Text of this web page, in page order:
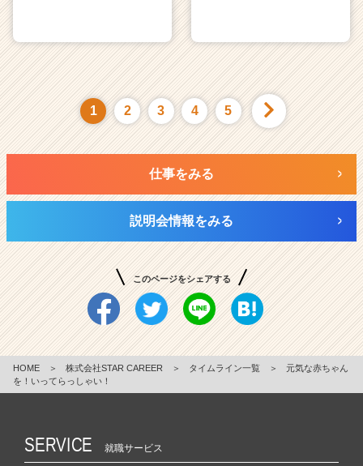
1 2 3 4 5
仕事をみる
説明会情報をみる
このページをシェアする
HOME ＞ 株式会社STAR CAREER ＞ タイムライン一覧 ＞
元気な赤ちゃん
を！いってらっしゃい！
SERVICE 就職サービス